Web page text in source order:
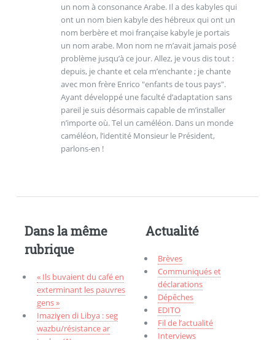
un nom à consonance Arabe. Il a des kabyles qui
ont un nom bien kabyle des hébreux qui ont un
nom berbère et moi française kabyle je portais
un nom arabe. Mon nom ne m’avait jamais posé
problème jusqu’à ce jour. Allez, je vous dis tout :
depuis, je chante et cela m’enchante ; je chante
avec mon frère Enrico "enfants de tous pays".
Ayant développé une faculté d’adaptation sans
pareil je suis désormais capable de m’installer
n’importe où. Tel un caméléon. Dans un monde
caméléon, l’identité Monsieur le Président,
parlons-en !
Dans la même
rubrique
« Ils buvaient du café en
exterminant les pauvres
gens »
Imaziɣen di Libya : seg
wazbu/résistance ar
Actualité
Brèves
Communiqués et
déclarations
Dépêches
EDITO
Fil de l’actualité
Interviews